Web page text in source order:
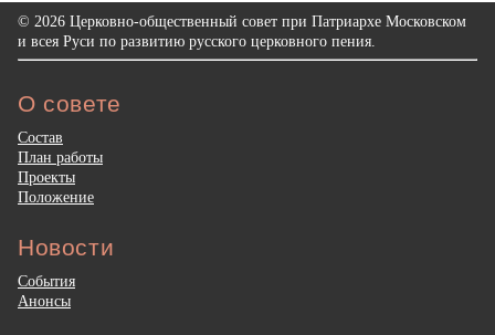
© 2026 Церковно-общественный совет при Патриархе Московском
и всея Руси по развитию русского церковного пения.
О совете
Состав
План работы
Проекты
Положение
Новости
События
Анонсы